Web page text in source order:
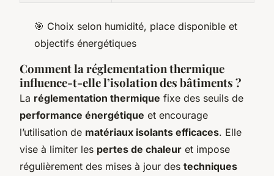
🎯 Choix selon humidité, place disponible et
objectifs énergétiques
Comment la réglementation thermique
influence-t-elle l’isolation des bâtiments ?
La réglementation thermique fixe des seuils de
performance énergétique et encourage
l’utilisation de matériaux isolants efficaces. Elle
vise à limiter les pertes de chaleur et impose
régulièrement des mises à jour des techniques